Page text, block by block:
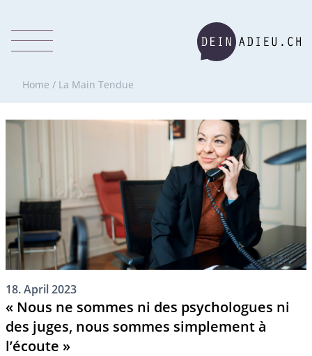
Home / La Main Tendue
18. April 2023
« Nous ne sommes ni des psychologues ni
des juges, nous sommes simplement à
l’écoute »